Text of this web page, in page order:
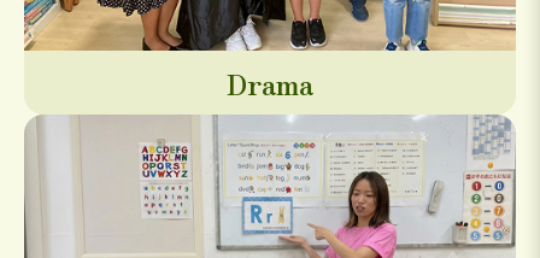
Drama